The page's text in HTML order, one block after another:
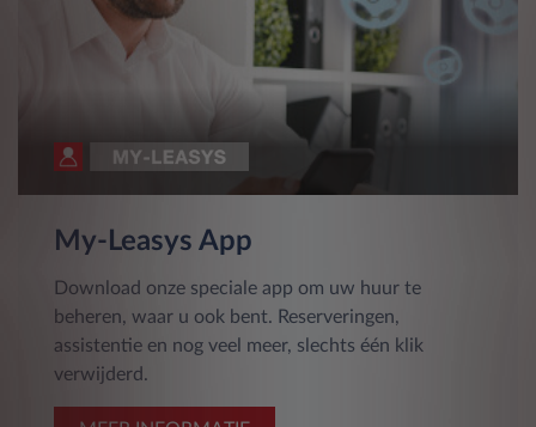
My-Leasys App
Download onze speciale app om uw huur te
beheren, waar u ook bent. Reserveringen,
assistentie en nog veel meer, slechts één klik
verwijderd.